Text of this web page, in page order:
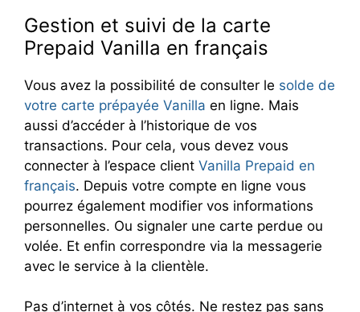
Gestion et suivi de la carte
Prepaid Vanilla en français
Vous avez la possibilité de consulter le solde de
votre carte prépayée Vanilla en ligne. Mais
aussi d’accéder à l’historique de vos
transactions. Pour cela, vous devez vous
connecter à l’espace client Vanilla Prepaid en
français. Depuis votre compte en ligne vous
pourrez également modifier vos informations
personnelles. Ou signaler une carte perdue ou
volée. Et enfin correspondre via la messagerie
avec le service à la clientèle.
Pas d’internet à vos côtés. Ne restez pas sans